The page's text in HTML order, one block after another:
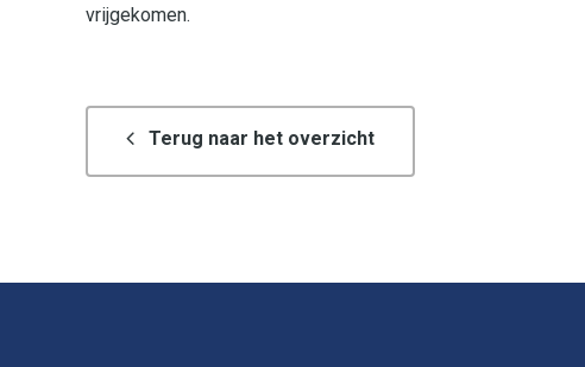
vrijgekomen.
Terug naar het overzicht